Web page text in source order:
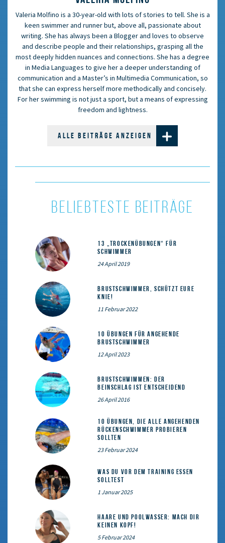
Valeria Molfino is a 30-year-old with lots of stories to tell. She is a
keen swimmer and runner but, above all, passionate about
writing. She has always been a Blogger and loves to observe
and describe people and their relationships, grasping all the
most deeply hidden nuances and connections. She has a degree
in Media Languages to give her a deeper understanding of
communication and a Master’s in Multimedia Communication, so
that she can express herself more methodically and concisely.
For her swimming is not just a sport, but a means of expressing
freedom and lightness.
ALLE BEITRÄGE ANZEIGEN
BELIEBTESTE BEITRÄGE
13 „Trockenübungen“ für
Schwimmer
24 April 2019
Brustschwimmer, schützt eure
Knie!
11 Februar 2022
10 Übungen für angehende
Brustschwimmer
12 April 2023
Brustschwimmen: Der
Beinschlag ist entscheidend
26 April 2016
10 Übungen, die alle angehenden
Rückenschwimmer probieren
sollten
23 Februar 2024
Was du vor dem Training essen
solltest
1 Januar 2025
Haare und Poolwasser: Mach dir
keinen Kopf!
5 Februar 2024